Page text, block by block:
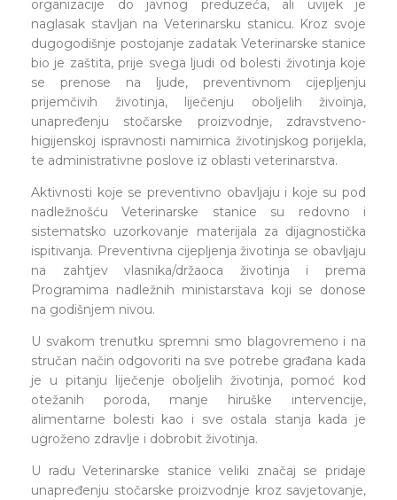
organizacije do javnog preduzeća, ali uvijek je
naglasak stavljan na Veterinarsku stanicu. Kroz svoje
dugogodišnje postojanje zadatak Veterinarske stanice
bio je zaštita, prije svega ljudi od bolesti životinja koje
se prenose na ljude, preventivnom cijepljenju
prijemčivih životinja, liječenju oboljelih živoinja,
unapređenju stočarske proizvodnje, zdravstveno-
higijenskoj ispravnosti namirnica životinjskog porijekla,
te administrativne poslove iz oblasti veterinarstva.
Aktivnosti koje se preventivno obavljaju i koje su pod
nadležnošću Veterinarske stanice su redovno i
sistematsko uzorkovanje materijala za dijagnostička
ispitivanja. Preventivna cijepljenja životinja se obavljaju
na zahtjev vlasnika/držaoca životinja i prema
Programima nadležnih ministarstava koji se donose
na godišnjem nivou.
U svakom trenutku spremni smo blagovremeno i na
stručan način odgovoriti na sve potrebe građana kada
je u pitanju liječenje oboljelih životinja, pomoć kod
otežanih poroda, manje hiruške intervencije,
alimentarne bolesti kao i sve ostala stanja kada je
ugroženo zdravlje i dobrobit životinja.
U radu Veterinarske stanice veliki značaj se pridaje
unapređenju stočarske proizvodnje kroz savjetovanje,